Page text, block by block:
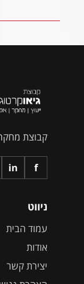
קבוצת
f
in
ניווט
עמוד הבית
אודות
יצירת קשר